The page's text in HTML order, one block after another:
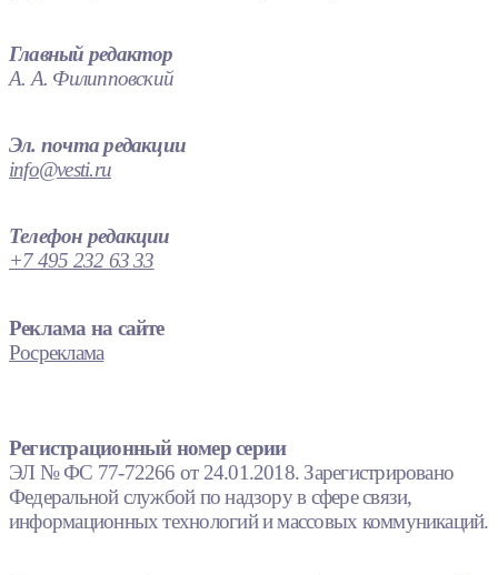
Главный редактор
А. А. Филипповский
Эл. почта редакции
info@vesti.ru
Телефон редакции
+7 495 232 63 33
Реклама на сайте
Росреклама
Регистрационный номер серии
ЭЛ № ФС 77-72266 от 24.01.2018. Зарегистрировано
Федеральной службой по надзору в сфере связи,
информационных технологий и массовых коммуникаций.